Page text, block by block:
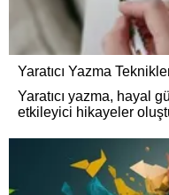
Yaratıcı Yazma
Yaratıcı yazma, hayal
etkileyici hikayeler